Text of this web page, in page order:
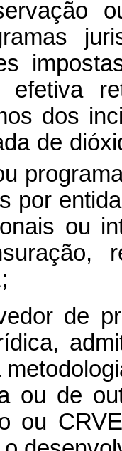
efetiva
dos
de
por
ou
de
ou de
ou